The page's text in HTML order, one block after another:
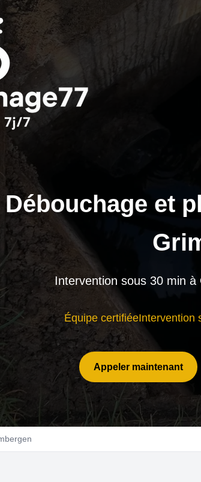
Débouchage et
Intervention sous 30 min
Équipe certifiéeIntervention
Appeler maintenant